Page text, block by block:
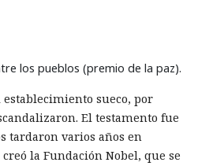
los pueblos (premio de la paz).
sueco, por
El testamento fue
tardaron varios años en
la Fundación Nobel, que se